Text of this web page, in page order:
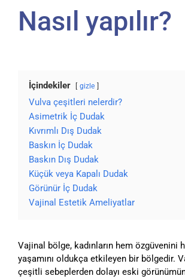
Nasıl yapılır?
İçindekiler gizle
Vulva çeşitleri nelerdir?
Asimetrik İç Dudak
Kıvrımlı Dış Dudak
Baskın İç Dudak
Baskın Dış Dudak
Küçük veya Kapalı Dudak
Görünür İç Dudak
Vajinal Estetik Ameliyatlar
Vajinal bölge, kadınların hem özgüvenini
yaşamını oldukça etkileyen bir bölgedir.
çeşitli sebeplerden dolayı eski